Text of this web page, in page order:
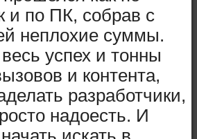
и по ПК, собрав с
неплохие суммы.
успех и тонны
и контента,
разработчики,
надоесть. И